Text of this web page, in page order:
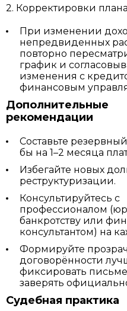
2. Корректировки плана
При изменении
непредвиденных
повторно
график и
изменения с
финансовым
Дополнительные
рекомендации
Составьте
бы на 1–2 месяца
Избегайте новых
реструктуризации.
Консультируйтесь с
профессионалом
банкротству или
консультантом) на
Формируйте
договорённости
фиксировать
заверять
Судебная практика